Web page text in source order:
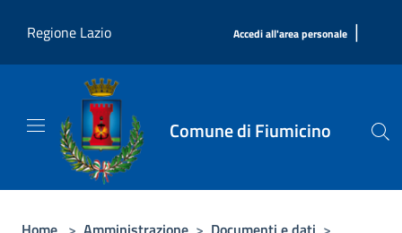
Regione Lazio
Accedi all'area personale |
Comune di Fiumicino